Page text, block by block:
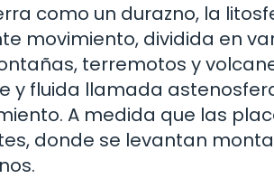
como un durazno, la
movimiento, dividida en
terremotos y
y fluida llamada
A medida que las
donde se levantan